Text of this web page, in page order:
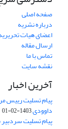
صفحه اصلی
درباره نشریه
اعضای هیات
ارسال مقاله
تماس با ما
نقشه سایت
آخرین اخبار
پیام تسلیت رییس
داوودی1403-02-01
پیام تسلیت